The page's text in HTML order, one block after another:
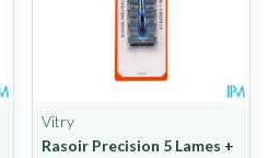
Vitry
Rasoir Precision 5 Lames +